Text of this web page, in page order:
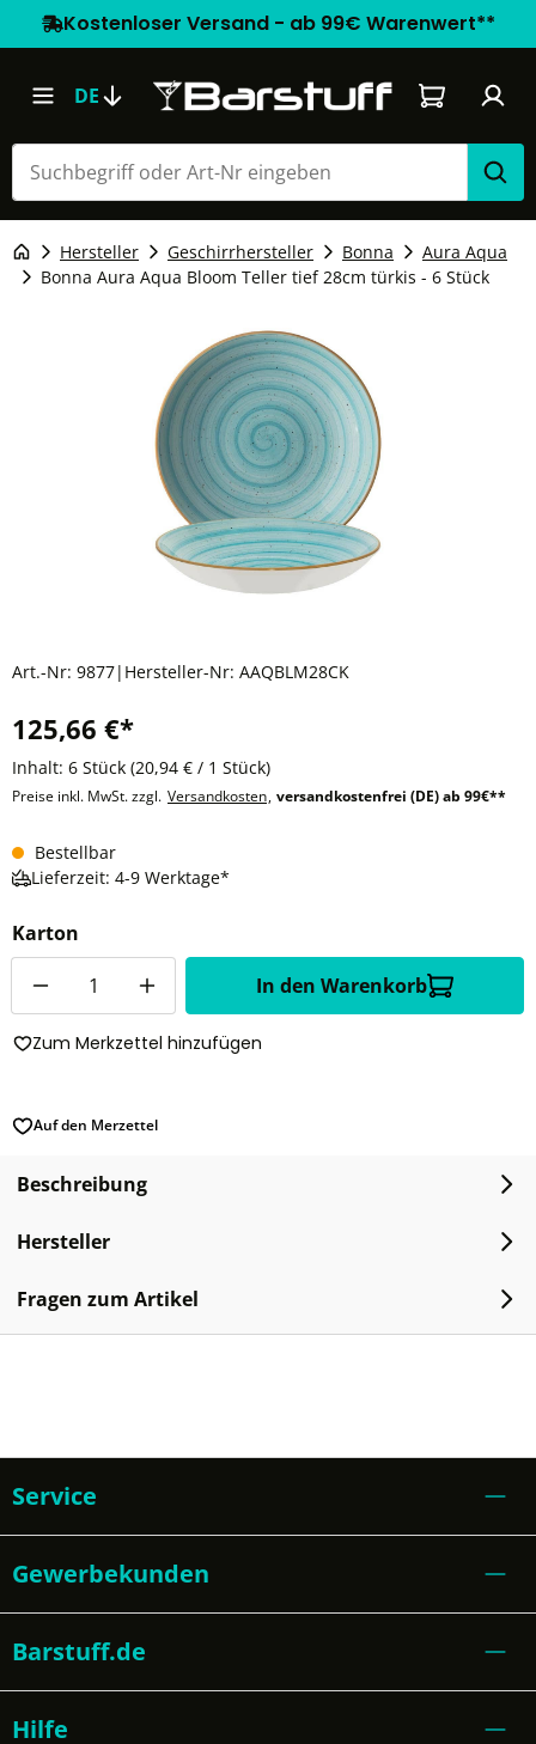
Kostenloser Versand - ab 99€ Warenwert**
DE Warenkorb
Hersteller Geschirrhersteller Bonna
Aura Aqua
Bonna Aura Aqua Bloom Teller tief 28cm türkis - 6 Stück
Art.-Nr: 9877| Hersteller-Nr: AAQBLM28CK
125,66 €*
Inhalt: 6 Stück (20,94 € / 1 Stück)
Preise inkl. MwSt. zzgl. Versandkosten, versandkostenfrei (DE) ab 99€**
Bestellbar
Lieferzeit: 4-9 Werktage*
Karton
In den Warenkorb
Zum Merkzettel hinzufügen
Auf den Merzettel
Beschreibung
Hersteller
Fragen zum Artikel
Service
Gewerbekunden
Barstuff.de
Hilfe